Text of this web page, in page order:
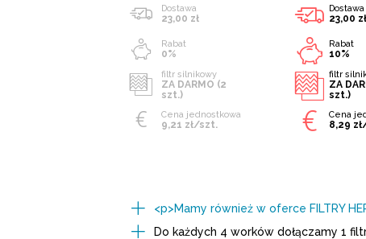
Dostawa
23,00 zł
Rabat
0%
filtr silnikowy
ZA DARMO (2
szt.)
Cena jednostkowa
9,21 zł/szt.
Dostawa
23,00 zł
Rabat
10%
filtr
ZA
szt.)
Cena
8,29
<p>Mamy również w oferce FILTRY
Do każdych 4 worków dołączamy 1